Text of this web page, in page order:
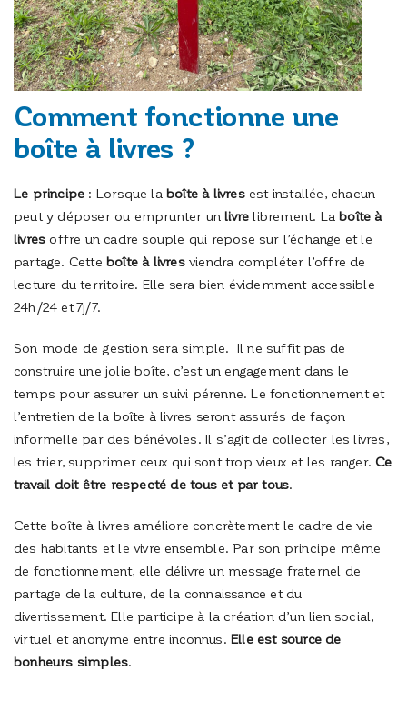
Comment fonctionne une
boîte à livres ?
Le principe : Lorsque laboîte à livresest installée, chacun
peut y déposer ou emprunter unlivre librement. Laboîte à
livres offre un cadre souple qui repose sur l’échange et le
partage. Cette boîte à livresviendra compléter l’offre de
lecture du territoire. Elle sera bien évidemment accessible
24h/24 et 7j/7.
Son mode de gestion sera simple. Il ne suffit pas de
construire une jolie boîte, c’est un engagement dans le
temps pour assurer un suivi pérenne. Le fonctionnement et
l’entretien de la boîte à livres seront assurés de façon
informelle par des bénévoles. Il s’agit de collecter les livres,
les trier, supprimer ceux qui sont trop vieux et les ranger.Ce
travail doit être respecté de tous et par tous.
Cette boîte à livres améliore concrètement le cadre de vie
des habitants et le vivre ensemble. Par son principe même
de fonctionnement, elle délivre un message fraternel de
partage de la culture, de la connaissance et du
divertissement. Elle participe à la création d’un lien social,
virtuel et anonyme entre inconnus. Elle est source de
bonheurs simples.